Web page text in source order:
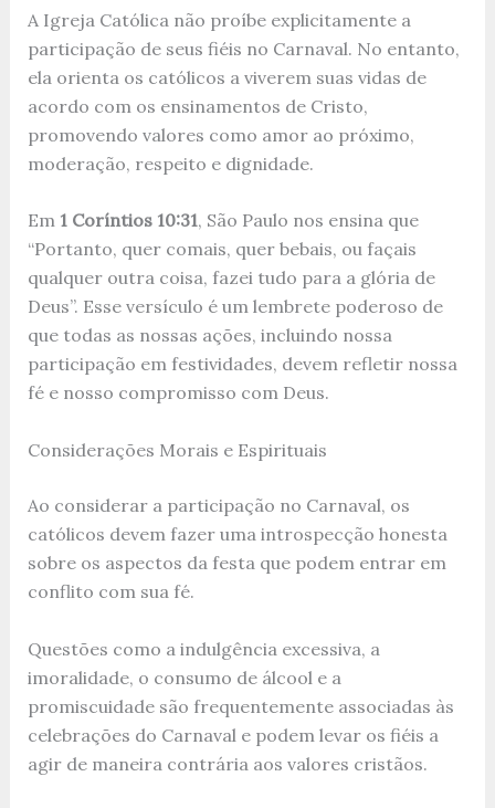
A Igreja Católica não proíbe explicitamente a
participação de seus fiéis no Carnaval. No entanto,
ela orienta os católicos a viverem suas vidas de
acordo com os ensinamentos de Cristo,
promovendo valores como amor ao próximo,
moderação, respeito e dignidade.
Em1 Coríntios 10:31, São Paulo nos ensina que
“Portanto, quer comais, quer bebais, ou façais
qualquer outra coisa, fazei tudo para a glória de
Deus”. Esse versículo é um lembrete poderoso de
que todas as nossas ações, incluindo nossa
participação em festividades, devem refletir nossa
fé e nosso compromisso com Deus.
Considerações Morais e Espirituais
Ao considerar a participação no Carnaval, os
católicos devem fazer uma introspecção honesta
sobre os aspectos da festa que podem entrar em
conflito com sua fé.
Questões como a indulgência excessiva, a
imoralidade, o consumo de álcool e a
promiscuidade são frequentemente associadas às
celebrações do Carnaval e podem levar os fiéis a
agir de maneira contrária aos valores cristãos.